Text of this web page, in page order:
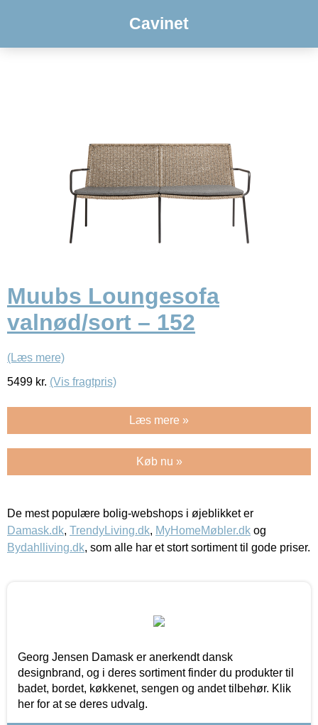
Cavinet
Muubs Loungesofa
valnød/sort – 152
(Læs mere)
5499 kr. (Vis fragtpris)
Læs mere »
Køb nu »
De mest populære bolig-webshops i øjeblikket er
Damask.dk, TrendyLiving.dk, MyHomeMøbler.dk og
Bydahlliving.dk, som alle har et stort sortiment til gode priser.
Georg Jensen Damask er anerkendt dansk
designbrand, og i deres sortiment finder du produkter til
badet, bordet, køkkenet, sengen og andet tilbehør. Klik
her for at se deres udvalg.